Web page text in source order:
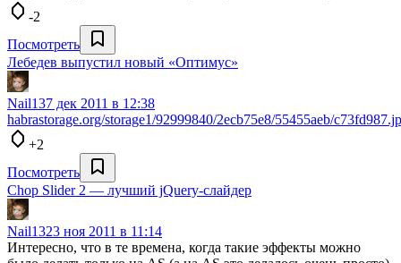
-2
Посмотреть
Лебедев выпустил новый «Оптимус»
Nail137 дек 2011 в 12:38
habrastorage.org/storage1/92999840/2ecb75e8/55455aeb/
+2
Посмотреть
Chop Slider 2 — лучший jQuery-слайдер
Nail1323 ноя 2011 в 11:14
Интересно, что в те времена, когда такие эффекты можно